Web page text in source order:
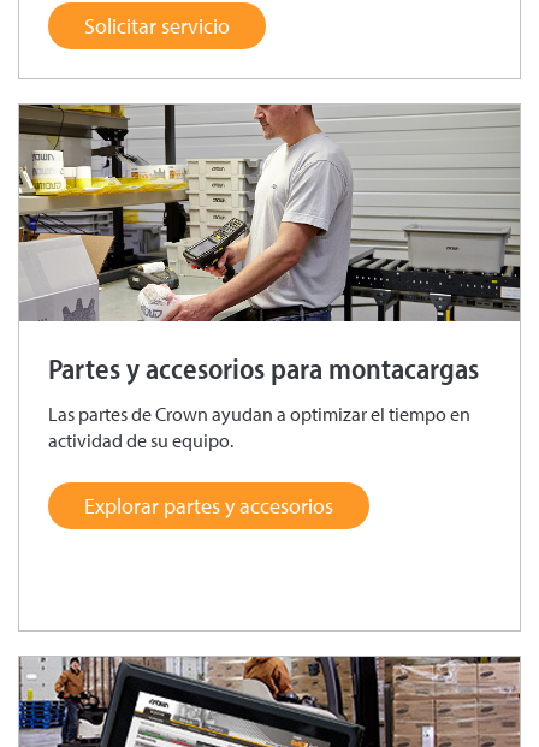
Solicitar servicio
Partes y accesorios para montacargas
Las partes de Crown ayudan a optimizar el tiempo en
actividad de su equipo.
Explorar partes y accesorios